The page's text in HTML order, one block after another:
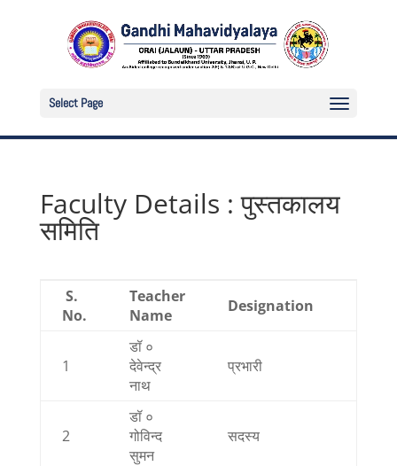
Select Page
Faculty Details : पुस्तकालय
समिति
S.
No.
Teacher
Name
Designation
1
डॉ ०
देवेन्द्र
नाथ
प्रभारी
2
डॉ ०
गोविन्द
सुमन
सदस्य